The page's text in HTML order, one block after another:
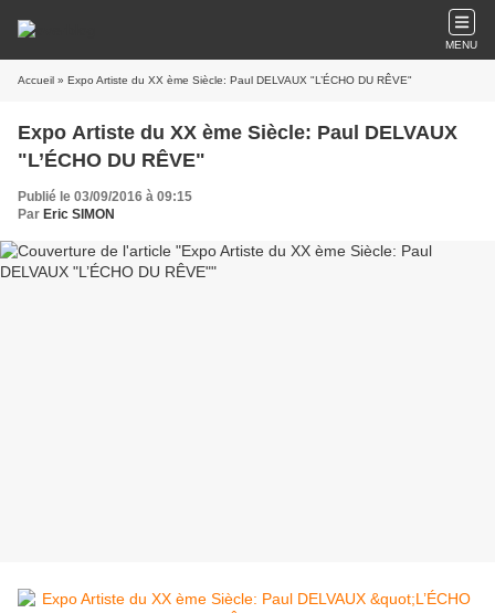
MENU
Accueil » Expo Artiste du XX ème Siècle: Paul DELVAUX "L’ÉCHO DU RÊVE"
Expo Artiste du XX ème Siècle: Paul DELVAUX
"L’ÉCHO DU RÊVE"
Publié le 03/09/2016 à 09:15
Par Eric SIMON